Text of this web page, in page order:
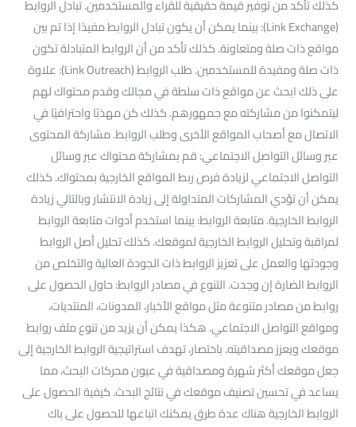
كذلك تأكد من توفير قيمة حقيقية للقراء والمستخدمين. تبادل الروابط
(Link Exchange): بينما يمكن أن يكون تبادل الروابط مفيدًا إذا تم بين
مواقع ذات صلة ومتعاونة. كذلك تأكد من أن الروابط المتبادلة تكون
ذات صلة ومفيدة للمستخدمين. طلب الروابط (Link Outreach): علاوة
على ذلك ابحث عن مواقع ذات سلطة في مجالك وقدم محتواك لهم
ليتمكنوا من مشاركته مع جمهورهم. كذلك كن مهذبًا واحترافيًا في
الاتصال مع أصحاب المواقع الأخرى وطلب الروابط. مشاركة المحتوى
عبر وسائل التواصل الاجتماعي: قم بمشاركة محتواك عبر وسائل
التواصل الاجتماعي لزيادة فرص ربط المواقع الخارجية بمحتواك. كذلك
يمكن أن تؤدي المشاركات المتداولة إلى زيادة الانتشار وبالتالي زيادة
الروابط الخارجية. متابعة الروابط: بينما استخدم أدوات متابعة الروابط
لمراقبة وتحليل الروابط الخارجية لموقعك. كذلك تحليل أصل الروابط
وجودتها والعمل على تعزيز الروابط ذات الجودة العالية والتخلص من
الروابط الضارة إن وجدت. التنوع في مصادر الروابط: حاول الحصول على
روابط من مصادر متنوعة مثل مواقع الأخبار، المدونات، المنتديات،
ومواقع التواصل الاجتماعي. هكذا يمكن أن يزيد من تنوع ملف روابط
موقعك ويعزز مصداقيته. باختصار، تهدف استراتيجية الروابط الخارجية إلى
جعل موقعك أكثر شهرة ومصداقية في عيون محركات البحث، مما
يساعد في تحسين تصنيف موقعك في نتائج البحث. كيفية الحصول على
الروابط الخارجية هناك عدة طرق يمكنك اتباعها للحصول على باك